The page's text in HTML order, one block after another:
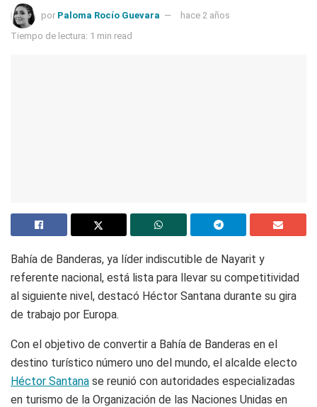
por Paloma Rocío Guevara
hace 2 años
Tiempo de lectura: 1 min read
Bahía de Banderas, ya líder indiscutible de Nayarit y
referente nacional, está lista para llevar su competitividad
al siguiente nivel, destacó Héctor Santana durante su gira
de trabajo por Europa.
Con el objetivo de convertir a Bahía de Banderas en el
destino turístico número uno del mundo, el alcalde electo
Héctor Santana se reunió con autoridades especializadas
en turismo de la Organización de las Naciones Unidas en